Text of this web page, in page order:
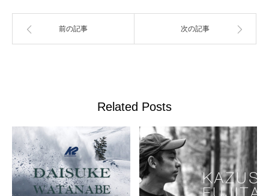
前の記事 次の記事
Related Posts